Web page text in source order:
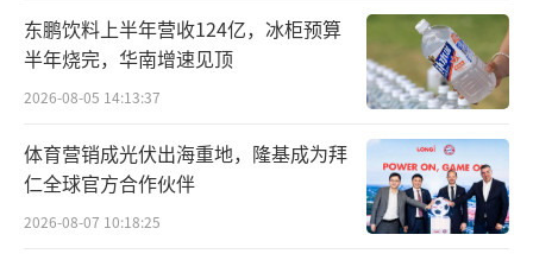
数据显示，停牌前的20个交易日内，公司
股价累计涨幅24.88%，而同期，深证成指（39
9001.SZ）涨幅为-4.31%；深证医药卫生行业
指数（399618.SZ）涨幅为-3.23%。剔除大盘
因素影响和同行业板块影响后，公司股价期间
涨幅分别为29.19%和28.11%。
东鹏饮料上半年营收124亿，冰柜预算
半年烧完，华南增速见顶
2026-08-05 14:13:37
体育营销成光伏出海重地，隆基成为拜
仁全球官方合作伙伴
2026-08-07 10:18:25